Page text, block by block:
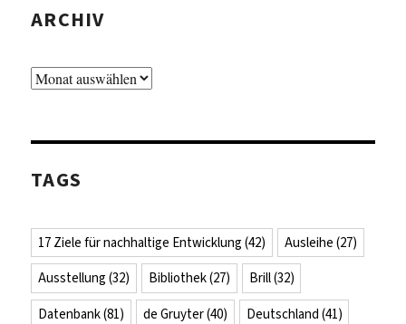
ARCHIV
Archiv
TAGS
17 Ziele für nachhaltige Entwicklung (42) Ausleihe (27)
Ausstellung (32) Bibliothek(27) Brill(32)
Datenbank(81) de Gruyter(40) Deutschland (41)